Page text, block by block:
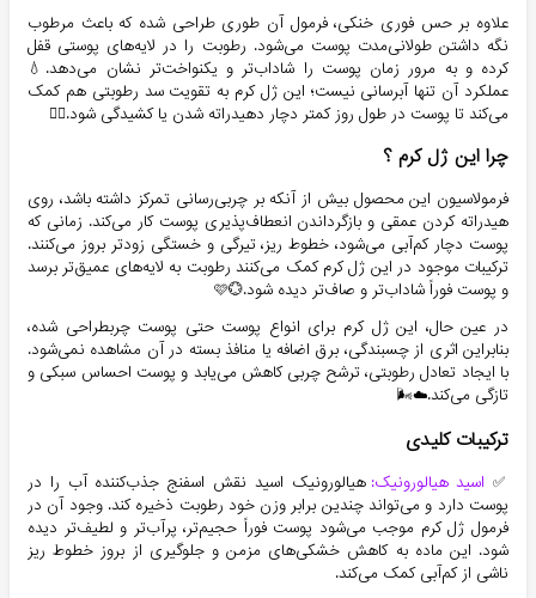
علاوه بر حس فوری خنکی، فرمول آن طوری طراحی شده که باعث مرطوب
نگه داشتن طولانی‌مدت پوست می‌شود. رطوبت را در لایه‌های پوستی قفل
کرده و به مرور زمان پوست را شاداب‌تر و یکنواخت‌تر نشان می‌دهد.💧
عملکرد آن تنها آبرسانی نیست؛ این ژل کرم به تقویت سد رطوبتی هم کمک
می‌کند تا پوست در طول روز کمتر دچار دهیدراته شدن یا کشیدگی شود.👌🏻
چرا این ژل کرم ؟
فرمولاسیون این محصول بیش از آنکه بر چربی‌رسانی تمرکز داشته باشد، روی
هیدراته کردن عمقی و بازگرداندن انعطاف‌پذیری پوست کار می‌کند. زمانی که
پوست دچار کم‌آبی می‌شود، خطوط ریز، تیرگی و خستگی زودتر بروز می‌کنند.
ترکیبات موجود در این ژل کرم کمک می‌کنند رطوبت به لایه‌های عمیق‌تر برسد
و پوست فوراً شاداب‌تر و صاف‌تر دیده شود.💮🩷
در عین حال، این ژل کرم برای انواع پوست حتی پوست چربطراحی شده،
بنابراین اثری از چسبندگی، برق اضافه یا منافذ بسته در آن مشاهده نمی‌شود.
با ایجاد تعادل رطوبتی، ترشح چربی کاهش می‌یابد و پوست احساس سبکی و
تازگی می‌کند.☁️🌬️
ترکیبات کلیدی
✅ اسید هیالورونیک: هیالورونیک اسید نقش اسفنج جذب‌کننده آب را در
پوست دارد و می‌تواند چندین برابر وزن خود رطوبت ذخیره کند. وجود آن در
فرمول ژل کرم موجب می‌شود پوست فوراً حجیم‌تر، پرآب‌تر و لطیف‌تر دیده
شود. این ماده به کاهش خشکی‌های مزمن و جلوگیری از بروز خطوط ریز
ناشی از کم‌آبی کمک می‌کند.